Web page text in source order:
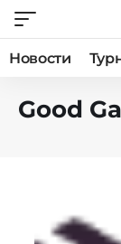
Новости
Good